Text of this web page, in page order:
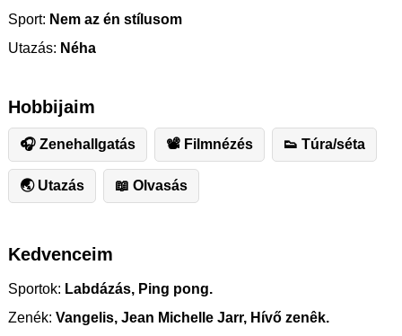
Sport: Nem az én stílusom
Utazás: Néha
Hobbijaim
🎧 Zenehallgatás 📽 Filmnézés 👟 Túra/séta
🌏 Utazás 📖 Olvasás
Kedvenceim
Sportok: Labdázás, Ping pong.
Zenék: Vangelis, Jean Michelle Jarr, Hívő zenêk.